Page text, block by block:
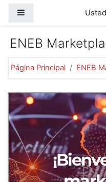
ENEB
Página Principal ENEB